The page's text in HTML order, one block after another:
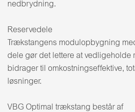
nedbrydning.
Reservedele
Trækstangens modulopbygning
dele gør det lettere at vedligeholde
bidrager til omkostningseffektive,
løsninger.
VBG Optimal trækstang består af